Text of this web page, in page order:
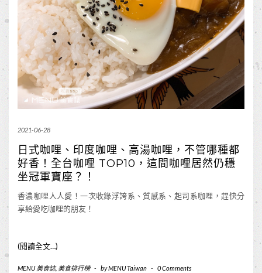
2021-06-28
日式咖哩、印度咖哩、高湯咖哩，不管哪種都
好香！全台咖哩 TOP10，這間咖哩居然仍穩
坐冠軍寶座？！
香濃咖哩人人愛！一次收錄浮誇系、質感系、起司系咖哩，趕快分
享給愛吃咖哩的朋友！
(閱讀全文…)
MENU 美食誌, 美食排行榜 - byMENU Taiwan - 0 Comments